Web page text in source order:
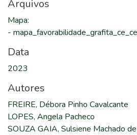
Arquivos
Mapa:
-
Data
2023
Autores
FREIRE, Débora Pinho Cavalcante
LOPES, Angela Pacheco
SOUZA GAIA, Sulsiene Machado de